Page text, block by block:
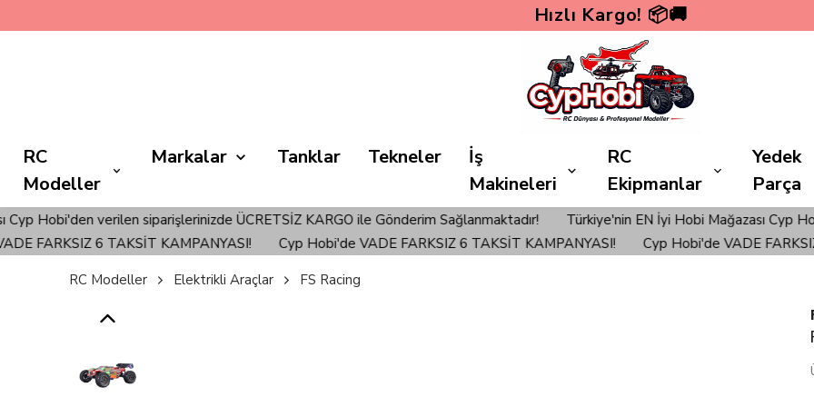
🚀💳 Cyp Hobi'de VADE FARKSIZ 6 TAKSİT
RC
Modeller
Markalar Tanklar Tekneler
İş
Makineleri
RC
Ekipmanlar
Yedek
Parça
ÜCRETSİZ KARGO ile Gönderim Sağlanmaktadır! Türkiye'nin EN İyi Hobi Mağazası Cyp Hobi'den verilen siparişlerinizde
TAKSİT KAMPANYASI!
Cyp Hobi'de VADE FARKSIZ 6 TAKSİT KAMPANYASI! Cyp Hobi'de VADE FARKSIZ 6 TAKSİT
RC Modeller Elektrikli Araçlar FS Racing